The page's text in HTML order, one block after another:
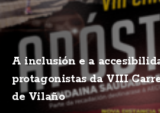
A inclusión e a
protagonistas da VIII
de Vilaño